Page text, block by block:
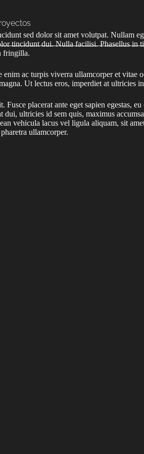
sed dolor sit amet volutpat. Nullam
tincidunt dui. Nulla facilisi. Phasellus
fringilla.
ac turpis viverra ullamcorper et
Ut lectus eros, imperdiet at ultricies
placerat ante eget sapien
ultricies id sem quis, maximus
vehicula lacus vel ligula aliquam, sit
ullamcorper.